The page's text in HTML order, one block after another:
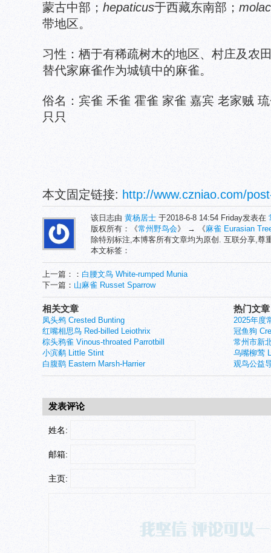
蒙古中部； hepaticus于西藏东南部；
带地区。
习性：栖于有稀疏树木的地区、村庄及农
替代家麻雀作为城镇中的麻雀。
俗名：宾雀 禾雀 霍雀 家雀 嘉宾 老家贼
只只
本文固定链接: http://www.czniao.com/
该日志由 黄杨居士 于2018-6-8 14:54 Friday发表在
版权所有：《常州野鸟会》 → 《麻雀 Eurasian
除特别标注,本博客所有文章均为原创. 互联分享,尊
本文标签：
上一篇：： 白腰文鸟 White-rumped Munia
下一篇： 山麻雀 Russet Sparrow
热门文章
2025年度
冠鱼狗
常州市新
乌嘴柳莺
观鸟公益
相关文章
凤头鹀 Crested Bunting
红嘴相思鸟 Red-billed Leiothrix
棕头鸦雀 Vinous-throated Parrotbill
小滨鹬 Little Stint
白腹鹞 Eastern Marsh-Harrier
发表评论
姓名:
邮箱:
主页: